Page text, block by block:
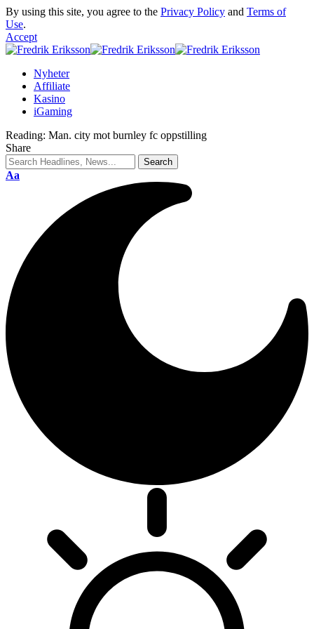
By using this site, you agree to the Privacy Policy and Terms of
Use.
Accept
Nyheter
Affiliate
Kasino
iGaming
Reading: Man. city mot burnley fc oppstilling
Share
Aa